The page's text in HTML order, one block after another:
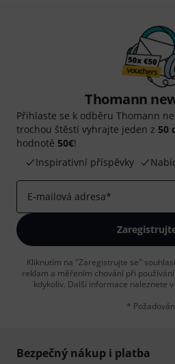
Thomann
Přihlaste se k odběru Thomann
trochou štěstí vyhrajte jeden z 50
hodnotě 50€!
Inspirativní příspěvky
E-mailová adresa*
Kliknutím na "Zaregistrujte se"
reklam a měřením chování při
kdykoliv. Další informace naleznete
*
Bezpečný nákup i platba